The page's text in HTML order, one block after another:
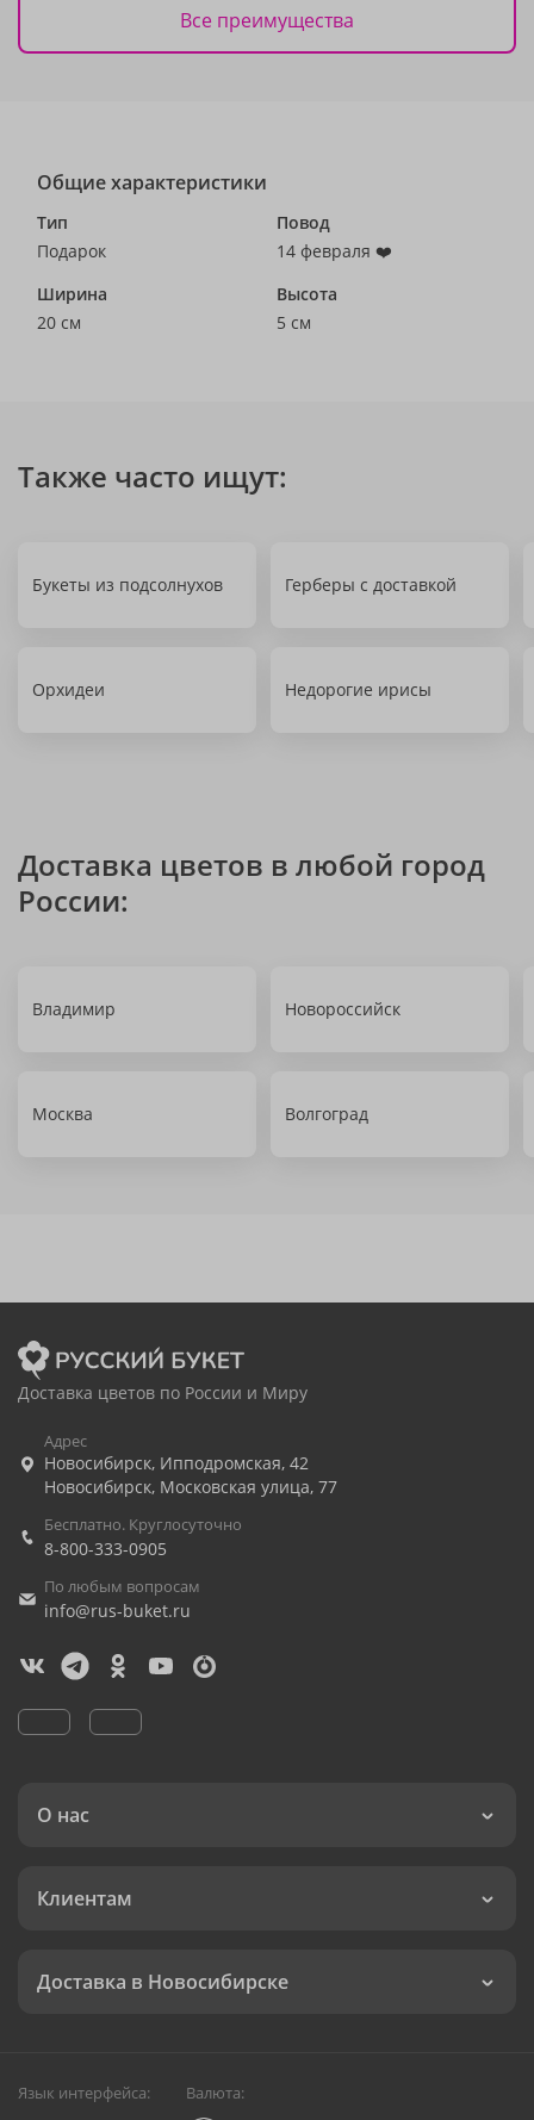
Все преимущества
Общие характеристики
Тип
Подарок
Повод
14 февраля ❤️
Ширина
20 см
Высота
5 см
Также часто ищут:
Букеты из подсолнухов Герберы с доставкой
Орхидеи Недорогие ирисы
Доставка цветов в любой город
России:
Владимир Новороссийск
Москва Волгоград
Доставка цветов по России и Миру
Адрес
Новосибирск, Ипподромская, 42
Новосибирск, Московская улица, 77
Бесплатно. Круглосуточно
8-800-333-0905
По любым вопросам
info@rus-buket.ru
О нас
Клиентам
Доставка в Новосибирске
Язык интерфейса: Валюта: